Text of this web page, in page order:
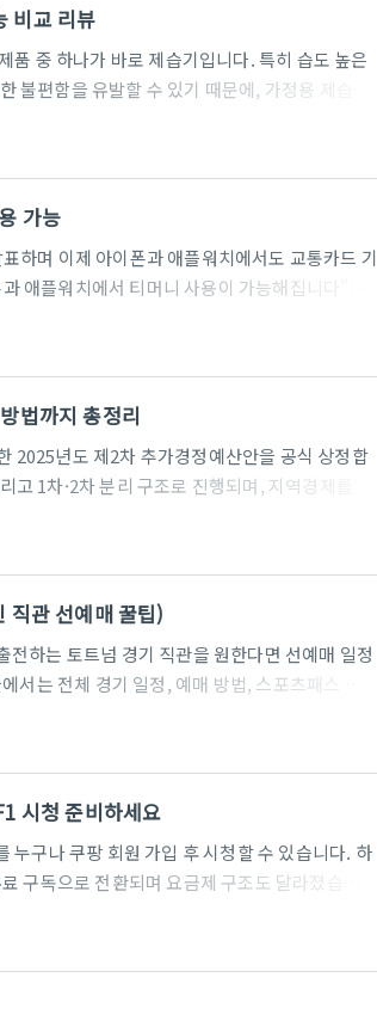
비교 리뷰
품 중 하나가 바로 제습기입니다. 특히 습도 높은
불편함을 유발할 수 있기 때문에, 가정용 제습기
교하고, 어떤 제품이 여러분의 공간과 상황에 가
비교 개요이번 비교는 단순 스펙이 아닌 실제 사
해 동일한 실내 조건에서 운전 시간, 제습량, 소
가능
하며 이제 아이폰과 애플워치에서도 교통카드 기
애플워치에서 티머니 사용이 가능해집니다"라
지만, 하반기 중 서비스 개시 가능성이 높다고 밝
보를 챙겨야 할 적기입니다. 1. 티머니와 애플페
위해 실물 카드나 별도 단말기에 의존해야 했
법까지 총정리
2025년도 제2차 추가경정예산안을 공식 상정합
1차·2차 분리 구조로 진행되며, 지역경제를 살
지원을 받아보실 수 있습니다. 이를 통해 지역 상
. 배경과 정책의 취지고물가, 고금리 속에 소비심
정 금액을 빠르게 지급하고, 저소득층에게는 추
직관 선예매 꿀팁)
하는 토트넘 경기 직관을 원한다면 선예매 일정
는 전체 경기 일정, 예매 방법, 스포츠패스 혜택
직관 또는 집에서 중계를 통해 만날 수 있습니다.
스퍼와 뉴캐슬 유나이티드가 한국을 방문하며,
을 원하는 팬이라면 티켓팅 전쟁에서 먼저 정
시청 준비하세요
누구나 쿠팡 회원 가입 후 시청할 수 있습니다. 하
구독으로 전환되며 요금제 구조도 달라졌습니
이는 쿠팡 와우 멤버십 가입자만 이용할 수 있는
누구나 광고를 보면 콘텐츠 일부를 시청할 수
더라도, 드라마, 예능, 영화 등 일부 콘텐츠는